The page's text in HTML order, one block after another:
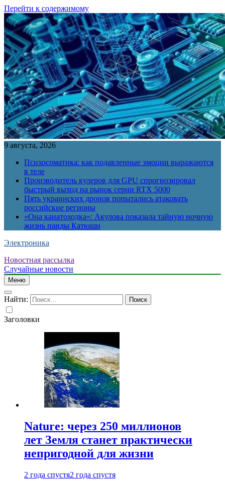
Перейти к содержимому
9 августа, 2026
Психосоматика: как подавленные эмоции выражаются
в теле
Производитель кулеров для GPU спрогнозировал
быстрый выход на рынок серии RTX 5000
Пять украинских дронов попытались атаковать
российские регионы
«Она канатоходка»: Акулова показала тайную ночную
жизнь панды Катюши
Электроника
Новостная рассылка
Случайные новости
Меню
Найти:
Заголовки
Nature: через 250 миллионов
лет Земля станет практически
непригодной для жизни
2 года спустя2 года спустя